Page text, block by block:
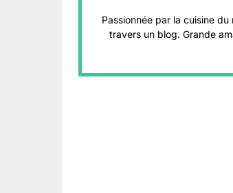
Passionnée par la cuisine
travers un blog. Grande